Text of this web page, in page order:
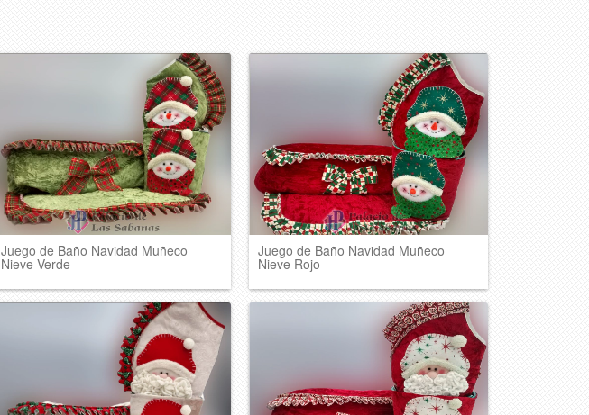
Juego de Baño Navidad Muñeco
Nieve Verde
Juego de Baño Navidad Muñeco
Nieve Rojo